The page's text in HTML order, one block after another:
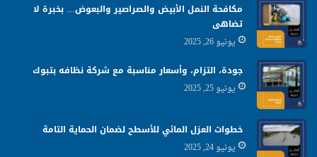
مكافحة النمل الأبيض والصراصير والبعوض… بخبرة لا
تضاهى
يونيو 26, 2025
جودة، التزام، وأسعار مناسبة مع شركة نظافه بتبوك
يونيو 25, 2025
خطوات العزل المائي للأسطح لضمان الحماية التامة
يونيو 24, 2025